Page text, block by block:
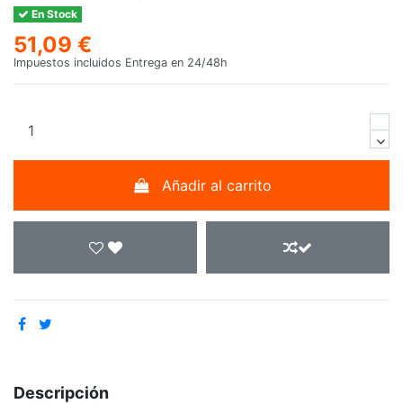
En Stock
51,09 €
Impuestos incluidos Entrega en 24/48h
Añadir al carrito
Descripción